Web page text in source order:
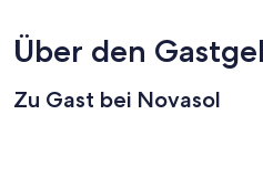
Über den
Zu Gast bei Novasol